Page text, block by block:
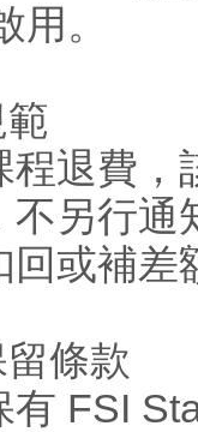
用。
程退費，
不另行通
回或補差
條款
有 FSI